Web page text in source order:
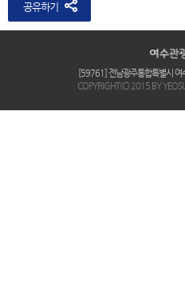
공유하기
[59761] 전남광주통합특별시 여
COPYRIGHT(C) 2015 BY